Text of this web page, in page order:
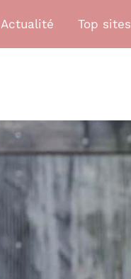
Actualité Top sites